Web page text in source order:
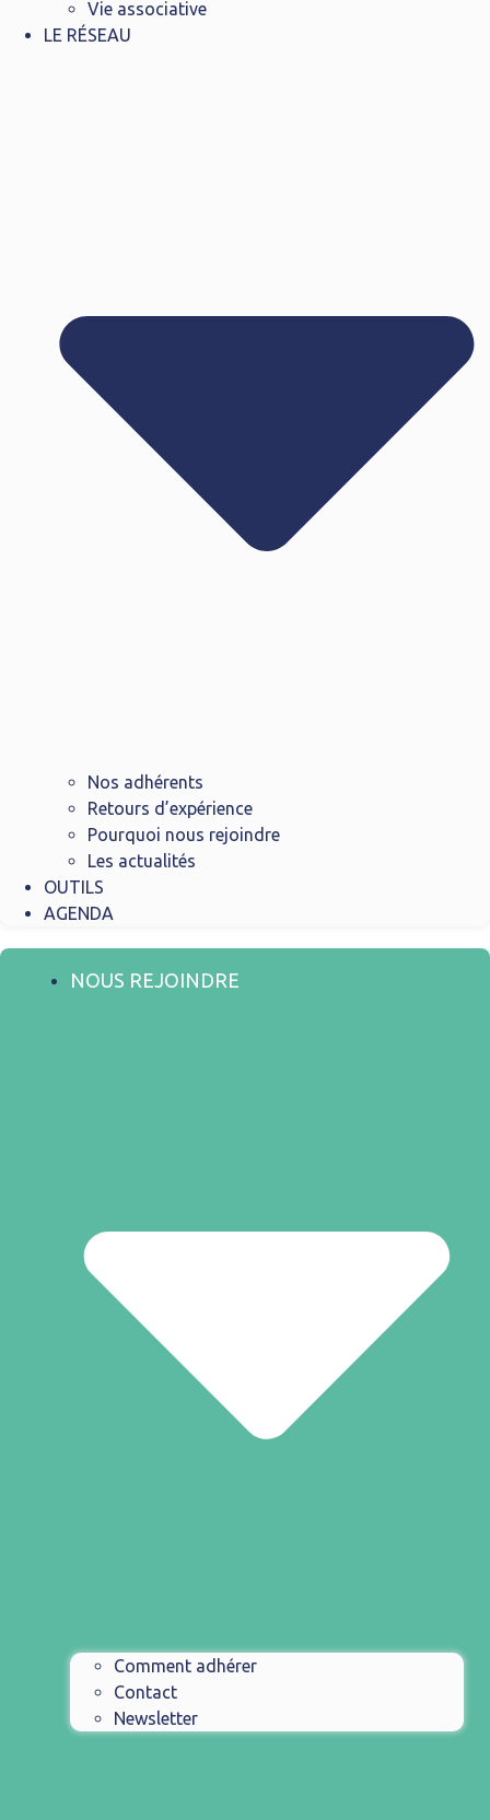
Vie associative
LE RÉSEAU
Nos adhérents
Retours d’expérience
Pourquoi nous rejoindre
Les actualités
OUTILS
AGENDA
NOUS REJOINDRE
Comment adhérer
Contact
Newsletter